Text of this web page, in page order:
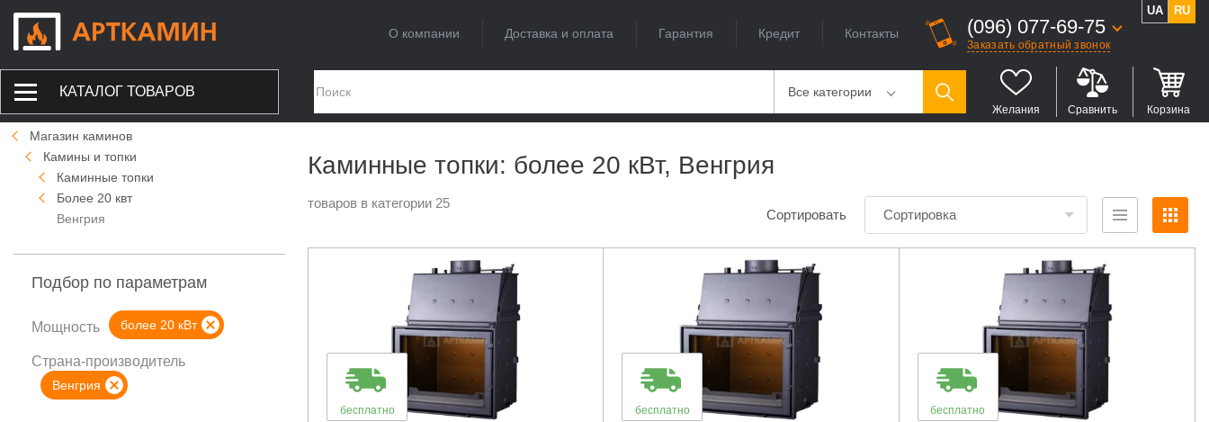
О компании Доставка и оплата Гарантия Кредит Контакты (096) 077-69-75
Заказать обратный звонок
UA RU
КАТАЛОГ ТОВАРОВ Все категории
Желания Сравнить Корзина
Магазин каминов
Камины и топки
Каминные топки
Более 20 квт
Венгрия
Подбор по параметрам
Мощность более 20 кВт
Страна-производитель
Венгрия
Каминные топки: более 20 кВт, Венгрия
товаров в категории 25
Сортировать Сортировка
бесплатно бесплатно бесплатно